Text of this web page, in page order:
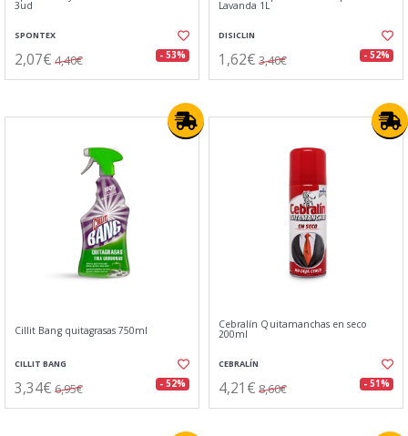
3ud
SPONTEX
2,07€ 4,40€ - 53%
Lavanda 1L
DISICLIN
1,62€ 3,40€ - 52%
Cillit Bang quitagrasas 750ml
CILLIT BANG
3,34€ 6,95€ - 52%
Cebralín Quitamanchas en seco
200ml
CEBRALÍN
4,21€ 8,60€ - 51%